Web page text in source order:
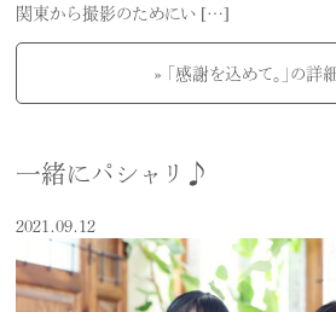
関東から撮影のためにい […]
» 「感謝を込めて。」の詳
一緒にパシャリ♪
2021.09.12